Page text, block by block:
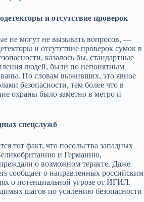
и отсутствие проверок
не могут не вызывать вопросов, —
и отсутствие проверок сумок в
казалось бы, стандартные
людей, были по непонятным
По словам выживших, это явное
безопасности, тем более что в
охраны было заметно в метро и
спецслужб
тот факт, что посольства западных
и Германию,
о возможном теракте. Даже
сообщает о направленных российским
о потенциальной угрозе от ИГИЛ.
шагов по усилению безопасности